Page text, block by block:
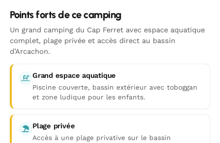
Points forts de ce camping
Un grand camping du Cap Ferret avec espace aquatique
complet, plage privée et accès direct au bassin
d’Arcachon.
Grand espace aquatique
Piscine couverte, bassin extérieur avec toboggan
et zone ludique pour les enfants.
Plage privée
Accès à une plage privative sur le bassin